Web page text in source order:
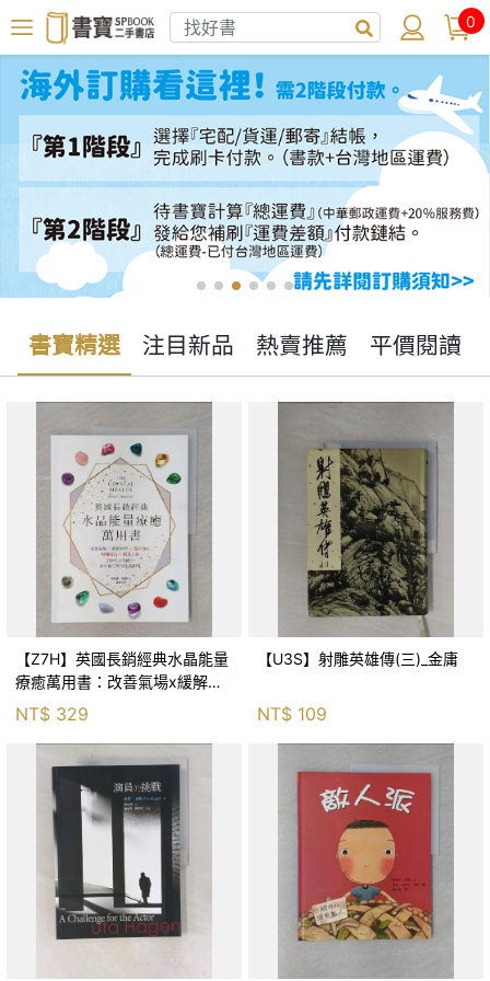
0
書寶精選 注目新品 熱賣推薦 平價閱讀
【Z7H】英國長銷經典水晶能量
療癒萬用書：改善氣場x緩解疼
痛x穩定身心x增加財富x促進人
緣，250種水晶礦石給你最完整
的生活對策_菲利
NT$ 329
【U3S】射雕英雄傳(三)_金庸
NT$ 109